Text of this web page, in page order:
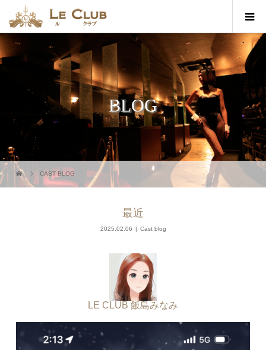
BLOG
CAST BLOG
最近
2025.02.06 Cast blog
LE CLUB 飯島みなみ